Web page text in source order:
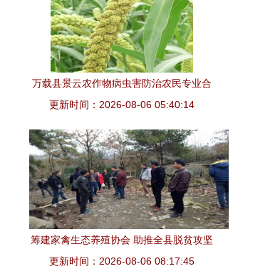
万载县景云农作物病虫害防治农民专业合
作社家禽技术服务实践与展望
更新时间：2026-08-06 05:40:14
筹建家禽生态养殖协会 助推全县脱贫攻坚
工作上台阶
更新时间：2026-08-06 08:17:45